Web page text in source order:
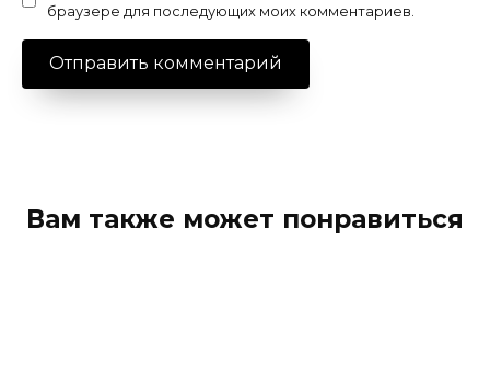
браузере для последующих моих комментариев.
Вам также может понравиться